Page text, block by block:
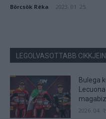
Börcsök Réka 2023. 01. 25.
LEGOLVASOTTABB
Bulega
2026. 04.